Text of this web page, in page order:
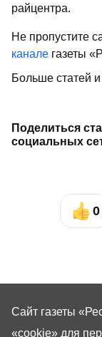
райцентра.
Не пропустите
канале газеты
Больше статей
Поделиться
социальных
0
Сайт газеты
«cookie» для